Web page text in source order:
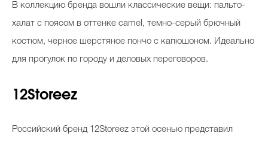
В коллекцию бренда вошли классические вещи: пальто-
халат с поясом в оттенке camel, темно-серый брючный
костюм, черное шерстяное пончо с капюшоном. Идеально
для прогулок по городу и деловых переговоров.
12Storeez
Российский бренд 12Storeez этой осенью представил